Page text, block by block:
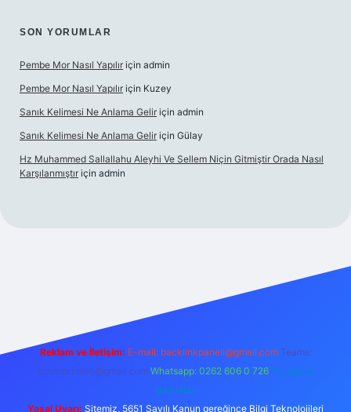
SON YORUMLAR
Pembe Mor Nasıl Yapılır için admin
Pembe Mor Nasıl Yapılır için Kuzey
Sanık Kelimesi Ne Anlama Gelir için admin
Sanık Kelimesi Ne Anlama Gelir için Gülay
Hz Muhammed Sallallahu Aleyhi Ve Sellem Niçin Gitmiştir Orada Nasıl
Karşılanmıştır için admin
Reklam ve İletişim: E-mail: backlinkpaneli@gmail.com Teams:
forumhizmeti@gmail.com Whatsapp: 0262 606 0 726 Telegram:
@karabul
Yasal Uyarı: Sitemiz, 5651 Sayılı Kanun gereğince Bilgi Teknolojileri